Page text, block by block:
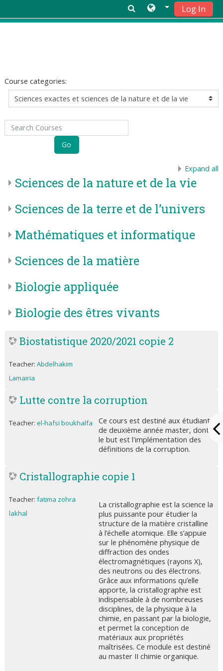
Log In
Course categories:
Go
Expand all
Sciences de la nature et de la vie
Sciences de la terre et de l’univers
Mathématiques et informatique
Sciences de la matière
Biologie appliquée
Biologie des êtres vivants
Biostatistique 2020/2021 copie 2
Teacher:Abdelhakim
Lamairia
Lutte contre la corruption
Ce cours est destiné aux étudiants
de deuxième année master, dont
le but est l'implémentation des
définitions de la corruption.
Teacher:el-hafsi boukhalfa
Cristallographie copie 1
La cristallographie est la science la
plus puissante pour étudier la
structure de la matière cristalline
à l’échelle atomique. Elle s’appuie
sur le phénomène physique de
diffraction des ondes
électromagnétiques (rayons X),
des neutrons ou des électrons.
Grâce aux informations qu’elle
apporte, la cristallographie est
indispensable à de nombreuses
disciplines, de la physique à la
chimie, en passant par la biologie,
et permet la conception de
matériaux aux propriétés
maîtrisées. Ce module est destiné
au master II chimie organique.
Teacher:fatima zohra
lakhal